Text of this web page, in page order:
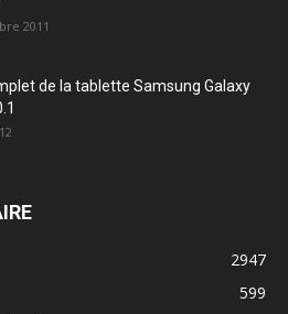
2011
de la tablette Samsung Galaxy
2947
599